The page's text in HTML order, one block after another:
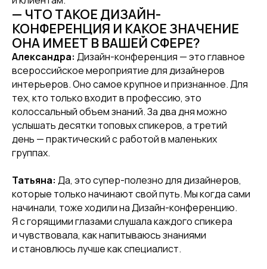
— ЧТО ТАКОЕ ДИЗАЙН-
КОНФЕРЕНЦИЯ И КАКОЕ ЗНАЧЕНИЕ
ОНА ИМЕЕТ В ВАШЕЙ СФЕРЕ?
Александра: Дизайн-конференция — это главное
всероссийское мероприятие для дизайнеров
интерьеров. Оно самое крупное и признанное. Для
тех, кто только входит в профессию, это
колоссальный объем знаний. За два дня можно
услышать десятки топовых спикеров, а третий
день — практический с работой в маленьких
группах.
Татьяна: Да, это супер-полезно для дизайнеров,
которые только начинают свой путь. Мы когда сами
начинали, тоже ходили на Дизайн-конференцию.
Я с горящими глазами слушала каждого спикера
и чувствовала, как напитываюсь знаниями
и становлюсь лучше как специалист.